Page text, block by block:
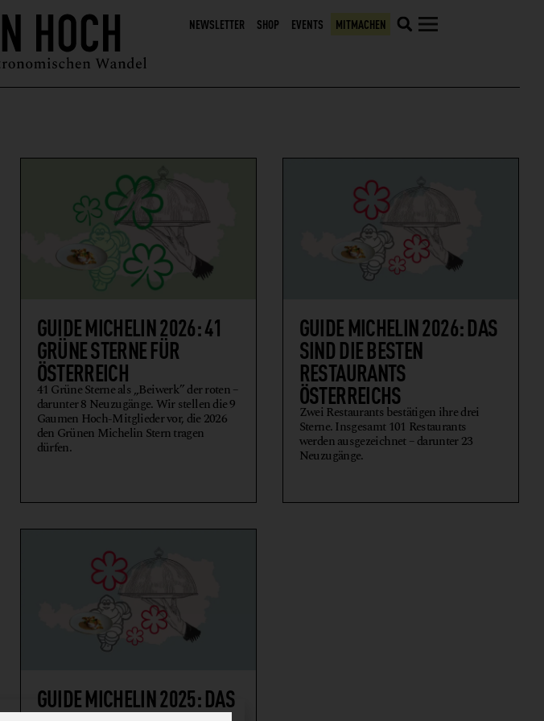
NEWSLETTER SHOP EVENTS MITMACHEN
ÜBER UNS SYMPOSIUM
GUIDE MICHELIN 2026: 41
GRÜNE STERNE FÜR
ÖSTERREICH
41 Grüne Sterne als „Beiwerk” der roten –
darunter 8 Neuzugänge. Wir stellen die 9
Gaumen Hoch-Mitglieder vor, die 2026
den Grünen Michelin Stern tragen
dürfen.
GUIDE MICHELIN 2026: DAS
SIND DIE BESTEN
RESTAURANTS
ÖSTERREICHS
Zwei Restaurants bestätigen ihre drei
Sterne. Insgesamt 101 Restaurants
werden ausgezeichnet – darunter 23
Neuzugänge.
GUIDE MICHELIN 2025: DAS